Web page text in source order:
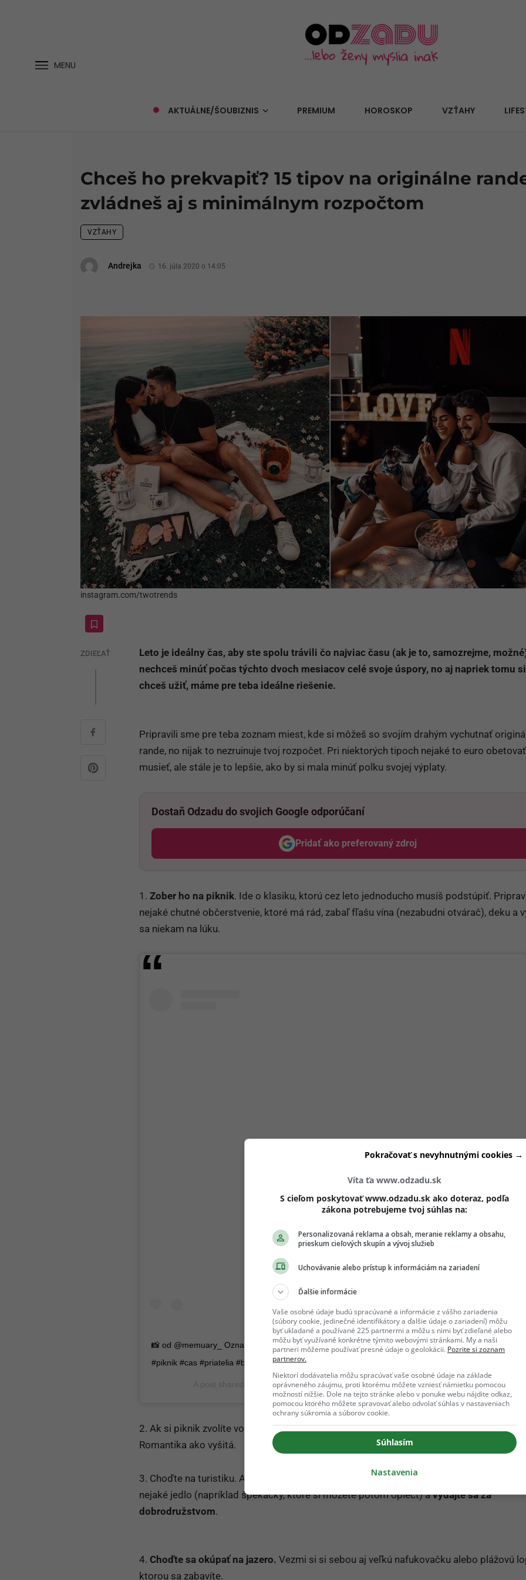
MENU
AKTUÁLNE/ŠOUBIZNIS PREMIUM HOROSKOP VZŤAHY
Chceš ho prekvapiť? 15 tipov na originálne
zvládneš aj s minimálnym rozpočtom
VZŤAHY
Andrejka 16. júla 2020 o 14:05
instagram.com/twotrends
ZDIEĽAŤ
Leto je ideálny čas, aby ste spolu trávili čo najviac času (ak je to, samozrejme,
nechceš minúť počas týchto dvoch mesiacov celé svoje úspory, no aj napriek tomu
chceš užiť, máme pre teba ideálne riešenie.
Pripravili sme pre teba zoznam miest, kde si môžeš so svojím drahým vychutnať
rande, no nijak to nezruinuje tvoj rozpočet. Pri niektorých tipoch nejaké to euro
musieť, ale stále je to lepšie, ako by si mala minúť polku svojej výplaty.
Dostaň Odzadu do svojich Google odporúčaní
Pridať ako preferovaný zdroj
Odzadu, odkaz sa otvorí v novom okne
1. Zober ho na piknik. Ide o klasiku, ktorú cez leto jednoducho musíš podstúpiť. Priprav
nejaké chutné občerstvenie, ktoré má rád, zabaľ fľašu vína (nezabudni otvárač), deku a
sa niekam na lúku.
View this post on Instagram
📸 od @memuary_ Označ osoby, s ktorými by ste si mali pripraviť pinik!😍 #odzadu #jedlo #fit
#piknik #cas #priatelia #bff
ODZADU SK(@odzadu) onJul 12, 2020 at 12:32am PDT
2. Ak si piknik zvolíte vo večerných hodinách, môžete to spojiť sosledovaním hviezd.
Romantika ako vyšitá.
3. Choďte na turistiku. Ak máte radi túry, vyberte miesto, na ktorom ste ešte neboli,
nejaké jedlo (napríklad špekačky, ktoré si môžete potom opiecť) avydajte sa za
dobrodružstvom.
4. Choďte sa okúpať na jazero. Vezmi si si sebou aj veľkú nafukovačku alebo plážovú
ktorou sa zabavíte.
Víta ťa www.odzadu.sk
S cieľom poskytovať www.odzadu.sk ako doteraz, podľa
zákona potrebujeme tvoj súhlas na:
Personalizovaná reklama a obsah, meranie reklamy a obsahu,
prieskum cieľových skupín a vývoj služieb
Uchovávanie alebo prístup k informáciám na zariadení
Ďalšie informácie
Vaše osobné údaje budú spracúvané a informácie z vášho zariadenia
(súbory cookie, jedinečné identifikátory a ďalšie údaje o zariadení) môžu
byť ukladané a používané 225 partnermi a môžu s nimi byť zdieľané alebo
môžu byť využívané konkrétne týmito webovými stránkami. My a naši
partneri môžeme používať presné údaje o geolokácii. Pozrite si zoznam
partnerov.
Niektorí dodávatelia môžu spracúvať vaše osobné údaje na základe
oprávneného záujmu, proti ktorému môžete vzniesť námietku pomocou
možností nižšie. Dole na tejto stránke alebo v ponuke webu nájdite odkaz,
pomocou ktorého môžete spravovať alebo odvolať súhlas v nastaveniach
ochrany súkromia a súborov cookie.
Súhlasím
Pokračovať s nevyhnutnými cookies →
Nastavenia